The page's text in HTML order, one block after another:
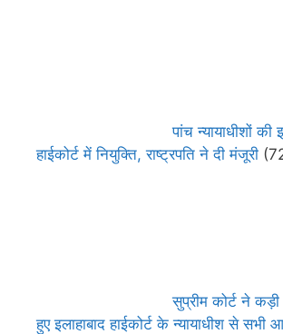
पांच न्यायाधीशों की
हाईकोर्ट में नियुक्ति, राष्ट्रपति ने दी मंजूरी
सुप्रीम कोर्ट ने
हुए इलाहाबाद हाईकोर्ट के न्यायाधीश से सभी